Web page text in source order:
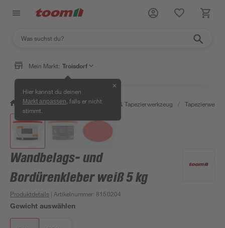
Mein Markt: Troisdorf
Hier kannst du deinen
Markt anpassen , falls er nicht
stimmt.
✕
/ Wohnen & Haushalt / Tapeten & Tapezierwerkzeug /
Wandbelags- und
Bordürenkleber weiß 5 kg
Produktdetails | Artikelnummer: 8150204
Gewicht auswählen